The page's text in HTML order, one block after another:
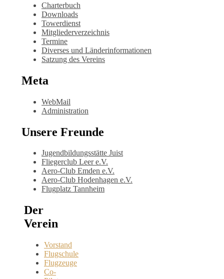
Charterbuch
Downloads
Towerdienst
Mitgliederverzeichnis
Termine
Diverses und Länderinformationen
Satzung des Vereins
Meta
WebMail
Administration
Unsere Freunde
Jugendbildungsstätte Juist
Fliegerclub Leer e.V.
Aero-Club Emden e.V.
Aero-Club Hodenhagen e.V.
Flugplatz Tannheim
Der
Verein
Vorstand
Flugschule
Flugzeuge
Co-